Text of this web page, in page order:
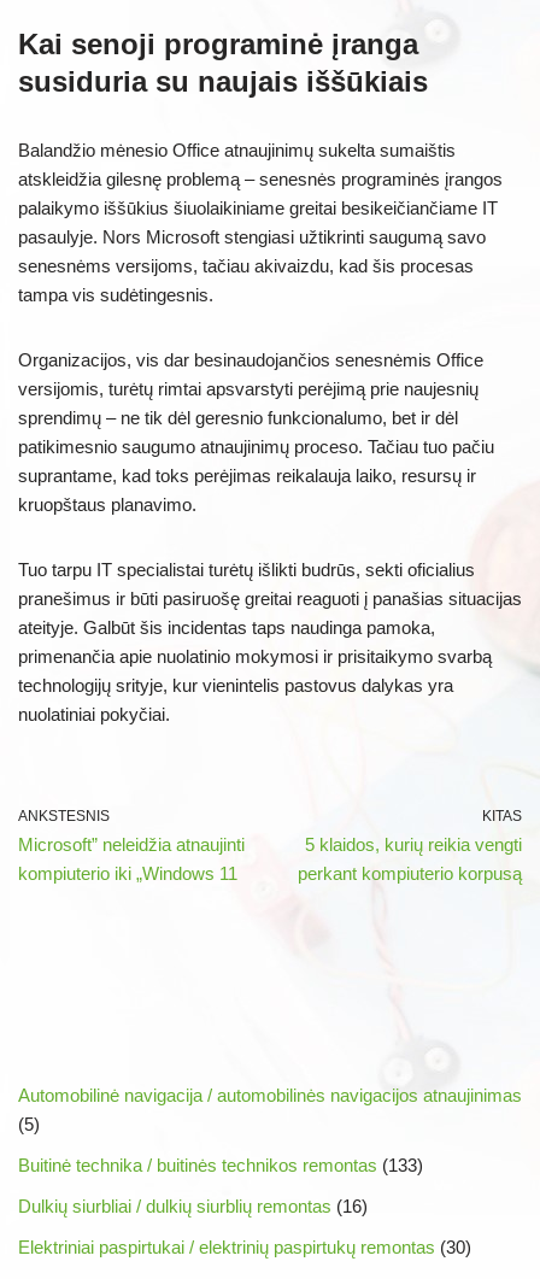
Kai senoji programinė įranga
susiduria su naujais iššūkiais
Balandžio mėnesio Office atnaujinimų sukelta sumaištis
atskleidžia gilesnę problemą – senesnės programinės įrangos
palaikymo iššūkius šiuolaikiniame greitai besikeičiančiame IT
pasaulyje. Nors Microsoft stengiasi užtikrinti saugumą savo
senesnėms versijoms, tačiau akivaizdu, kad šis procesas
tampa vis sudėtingesnis.
Organizacijos, vis dar besinaudojančios senesnėmis Office
versijomis, turėtų rimtai apsvarstyti perėjimą prie naujesnių
sprendimų – ne tik dėl geresnio funkcionalumo, bet ir dėl
patikimesnio saugumo atnaujinimų proceso. Tačiau tuo pačiu
suprantame, kad toks perėjimas reikalauja laiko, resursų ir
kruopštaus planavimo.
Tuo tarpu IT specialistai turėtų išlikti budrūs, sekti oficialius
pranešimus ir būti pasiruošę greitai reaguoti į panašias situacijas
ateityje. Galbūt šis incidentas taps naudinga pamoka,
primenančia apie nuolatinio mokymosi ir prisitaikymo svarbą
technologijų srityje, kur vienintelis pastovus dalykas yra
nuolatiniai pokyčiai.
ANKSTESNIS
Microsoft” neleidžia atnaujinti
kompiuterio iki „Windows 11
KITAS
5 klaidos, kurių reikia vengti
perkant kompiuterio korpusą
Automobilinė navigacija / automobilinės navigacijos atnaujinimas
(5)
Buitinė technika / buitinės technikos remontas (133)
Dulkių siurbliai / dulkių siurblių remontas (16)
Elektriniai paspirtukai / elektrinių paspirtukų remontas (30)